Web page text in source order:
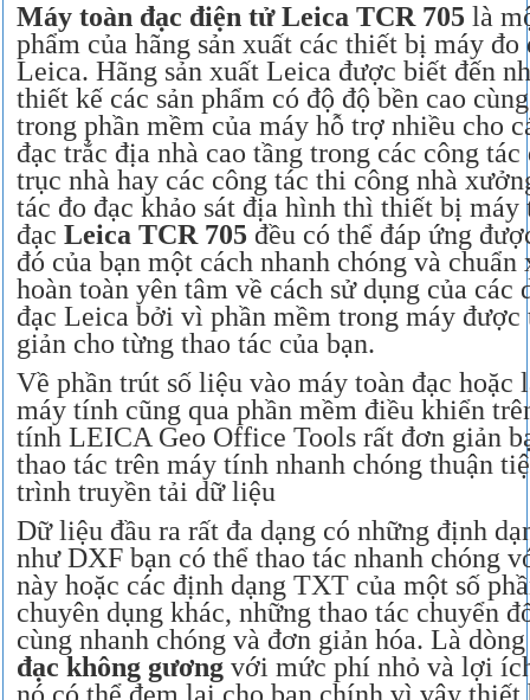
Máy toàn đạc điện tử Leica TCR 705 là
phẩm của hãng sản xuất các thiết bị máy đo
Leica. Hãng sản xuất Leica được biết đến
thiết kế các sản phẩm có độ độ bền cao
trong phần mềm của máy hỗ trợ nhiều cho
đạc trắc địa nhà cao tầng trong các công
trục nhà hay các công tác thi công nhà
tác đo đạc khảo sát địa hình thì thiết bị máy
đạc Leica TCR 705 đều có thể đáp ứng
đó của bạn một cách nhanh chóng và chuẩn
hoàn toàn yên tâm về cách sử dụng của các
đạc Leica bởi vì phần mềm trong máy
giản cho từng thao tác của bạn.
Về phần trút số liệu vào máy toàn đạc hoặc
máy tính cũng qua phần mềm điều khiển
tính LEICA Geo Office Tools rất đơn giản
thao tác trên máy tính nhanh chóng thuận
trình truyền tải dữ liệu
Dữ liệu đầu ra rất đa dạng có những định
như DXF bạn có thể thao tác nhanh chóng
này hoặc các định dạng TXT của một số
chuyên dụng khác, những thao tác chuyển
cùng nhanh chóng và đơn giản hóa. Là
đạc không gương với mức phí nhỏ và lợi